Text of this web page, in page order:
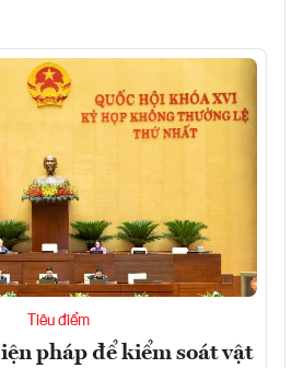
Tiêu điểm
pháp để kiểm soát vật